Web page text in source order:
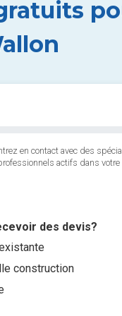
en contact avec des
actifs dans votre
des devis?
construction